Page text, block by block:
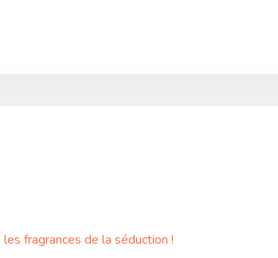
fragrances de la séduction !